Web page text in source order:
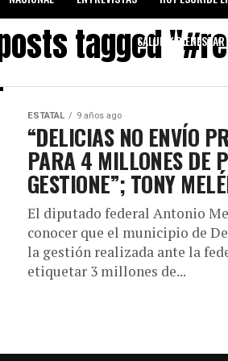
SALUD Y BIENESTAR
tagged
ESTATAL 9 años ago
“DELICIAS NO ENVÍO
PARA 4 MILLONES DE
GESTIONE”; TONY
El diputado federal Antonio
conocer que el municipio de
la gestión realizada ante la
etiquetar 3 millones de...